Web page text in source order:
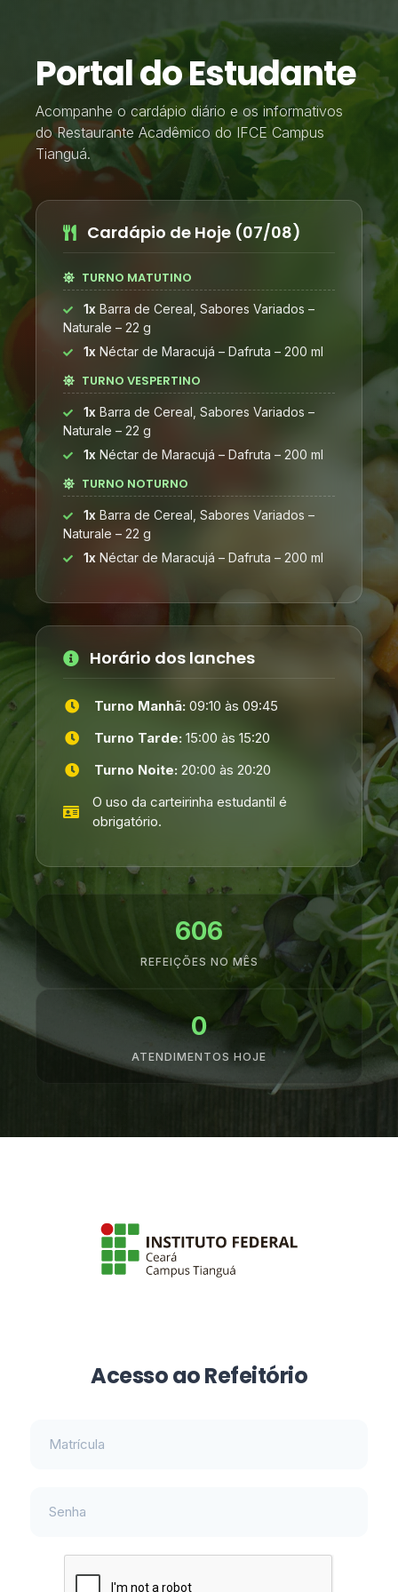
Acesso ao Refeitório
Portal do Estudante
Acompanhe o cardápio diário e os informativos
do Restaurante Acadêmico do IFCE Campus
Tianguá.
Cardápio de Hoje (07/08)
TURNO MATUTINO
1x Barra de Cereal, Sabores Variados –
Naturale – 22 g
1x Néctar de Maracujá – Dafruta – 200 ml
TURNO VESPERTINO
1x Barra de Cereal, Sabores Variados –
Naturale – 22 g
1x Néctar de Maracujá – Dafruta – 200 ml
TURNO NOTURNO
1x Barra de Cereal, Sabores Variados –
Naturale – 22 g
1x Néctar de Maracujá – Dafruta – 200 ml
Horário dos lanches
Turno Manhã: 09:10 às 09:45
Turno Tarde: 15:00 às 15:20
Turno Noite: 20:00 às 20:20
O uso da carteirinha estudantil é
obrigatório.
606
REFEIÇÕES NO MÊS
0
ATENDIMENTOS HOJE